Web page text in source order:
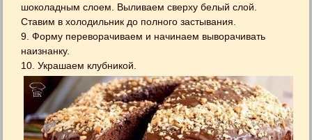
шоколадным слоем. Выливаем сверху белый слой.
Ставим в холодильник до полного застывания.
9. Форму переворачиваем и начинаем выворачивать
наизнанку.
10. Украшаем клубникой.